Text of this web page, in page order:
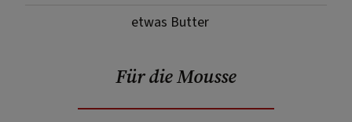
etwas Butter
Für die Mousse